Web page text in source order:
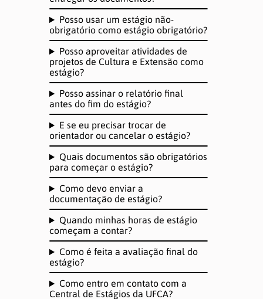
Posso usar um estágio não-
obrigatório como estágio obrigatório?
Posso aproveitar atividades de
projetos de Cultura e Extensão como
estágio?
Posso assinar o relatório final
antes do fim do estágio?
E se eu precisar trocar de
orientador ou cancelar o estágio?
Quais documentos são obrigatórios
para começar o estágio?
Como devo enviar a
documentação de estágio?
Quando minhas horas de estágio
começam a contar?
Como é feita a avaliação final do
estágio?
Como entro em contato com a
Central de Estágios da UFCA?